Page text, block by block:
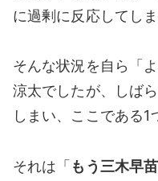
に過剰に反応してしま
そんな状況を自ら「
涼太でしたが、しば
しまい、ここである1
それは「 もう三木早